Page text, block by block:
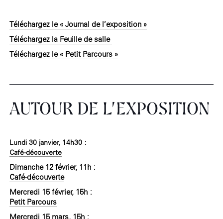
Téléchargez le « Journal de l’exposition »
Téléchargez la Feuille de salle
Téléchargez le « Petit Parcours »
AUTOUR DE L’EXPOSITION
Lundi 30 janvier, 14h30 :
Café-découverte
Dimanche 12 février, 11h :
Café-découverte
Mercredi 15 février, 15h :
Petit Parcours
Mercredi 15 mars, 15h :